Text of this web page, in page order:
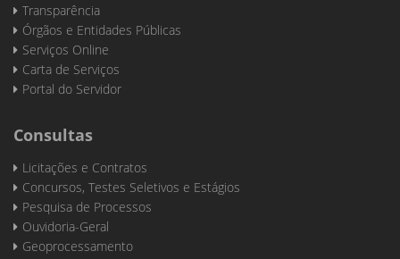
Transparência
Órgãos e Entidades Públicas
Serviços Online
Carta de Serviços
Portal do Servidor
Consultas
Licitações e Contratos
Concursos, Testes Seletivos e Estágios
Pesquisa de Processos
Ouvidoria-Geral
Geoprocessamento